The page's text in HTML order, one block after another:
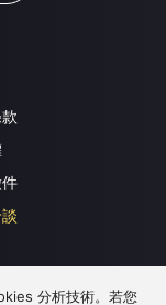
分析技術。若您